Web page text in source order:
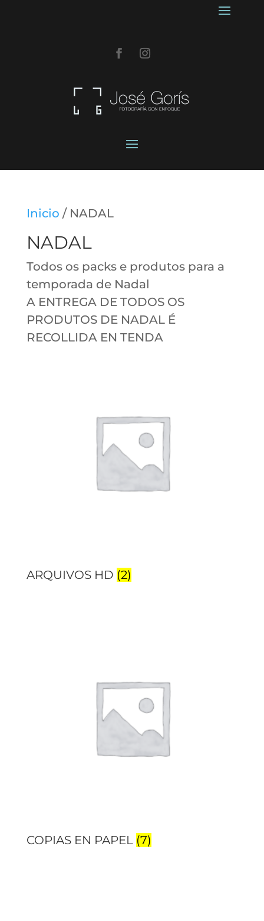
Inicio / NADAL
NADAL
Todos os packs e produtos para a
temporada de Nadal
A ENTREGA DE TODOS OS
PRODUTOS DE NADAL É
RECOLLIDA EN TENDA
ARQUIVOS HD (2)
COPIAS EN PAPEL (7)